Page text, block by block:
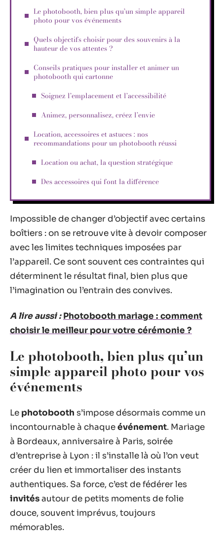
Le photobooth, bien plus qu’un simple appareil
photo pour vos événements
Quels objectifs choisir pour des souvenirs à la
hauteur de vos attentes ?
Conseils pratiques pour installer et animer un
photobooth qui cartonne
Soignez l’emplacement et l’accessibilité
Animez, personnalisez, créez l’envie
Location, accessoires et astuces : nos
recommandations pour un photobooth réussi
Location ou achat, la question stratégique
Des accessoires qui font la différence
Impossible de changer d’objectif avec certains
boîtiers : on se retrouve vite à devoir composer
avec les limites techniques imposées par
l’appareil. Ce sont souvent ces contraintes qui
déterminent le résultat final, bien plus que
l’imagination ou l’entrain des convives.
A lire aussi : Photobooth mariage : comment
choisir le meilleur pour votre cérémonie ?
Le photobooth, bien plus qu’un
simple appareil photo pour vos
événements
Le photobooth s’impose désormais comme un
incontournable à chaqueévénement. Mariage
à Bordeaux, anniversaire à Paris, soirée
d’entreprise à Lyon : il s’installe là où l’on veut
créer du lien et immortaliser des instants
authentiques. Sa force, c’est de fédérer les
invitésautour de petits moments de folie
douce, souvent imprévus, toujours
mémorables.